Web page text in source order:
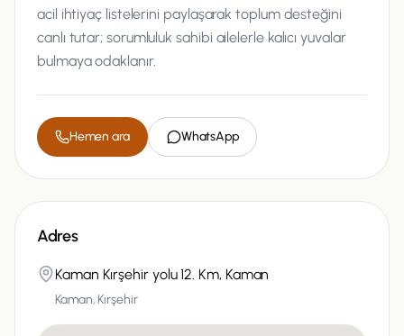
acil ihtiyaç listelerini paylaşarak toplum desteğini
canlı tutar; sorumluluk sahibi ailelerle kalıcı yuvalar
bulmaya odaklanır.
Hemen ara WhatsApp
Adres
Kaman Kırşehir yolu 12. Km, Kaman
Kaman, Kırşehir